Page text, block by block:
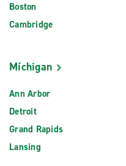
Boston
Cambridge
Míchigan
Ann Arbor
Detroit
Grand Rapids
Lansing